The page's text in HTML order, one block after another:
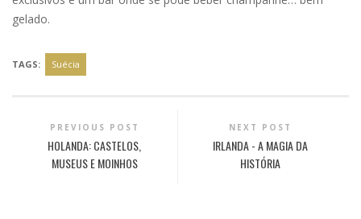
gelado.
TAGS: Suécia
PREVIOUS POST
HOLANDA: CASTELOS,
MUSEUS E MOINHOS
NEXT POST
IRLANDA - A MAGIA DA
HISTÓRIA